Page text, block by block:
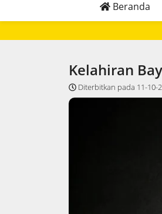
Beranda
Kelahiran
Diterbitkan pada 11-10-